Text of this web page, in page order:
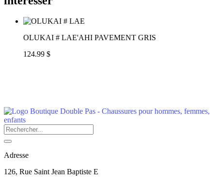
OLUKAI # LAE'AHI PAVEMENT GRIS
124.99 $
Adresse
126, Rue Saint Jean Baptiste E